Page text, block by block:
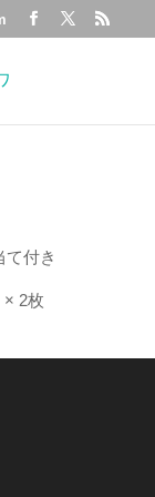
て付き
× 2枚